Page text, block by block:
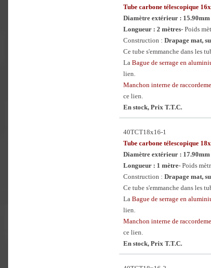
Tube carbone télescopique
Diamètre extérieur : 15.90mm
Longueur : 2 mètres- Poids
Construction : Drapage mat,
Ce tube s'emmanche dans les
La Bague de serrage en
lien.
Manchon interne de
ce lien.
En stock, Prix T.T.C.
40TCT18x16-1
Tube carbone télescopique
Diamètre extérieur : 17.90mm
Longueur : 1 mètre- Poids
Construction : Drapage mat,
Ce tube s'emmanche dans les
La Bague de serrage en
lien.
Manchon interne de
ce lien.
En stock, Prix T.T.C.